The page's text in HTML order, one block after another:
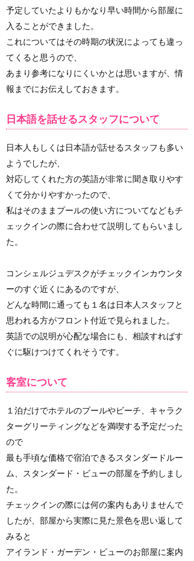
予定していたよりもかなり早い時間から部屋に
入ることができました。
これについてはその時期の状況によっても違っ
てくると思うので、
あまり参考になりにくいかとは思いますが、情
報までにお伝えしておきます。
日本語を話せるスタッフについて
日本人もしくは日本語が話せるスタッフも多い
ようでしたが、
対応してくれた方の英語が非常に聞き取りやす
くて分かりやすかったので、
私はそのままプールの使い方についてなどもチ
ェックインの際に合わせて説明してもらいまし
た。
コンシェルジュデスクがチェックインカウンタ
ーのすぐ近くにあるのですが、
どんな時間に通っても１名は日本人スタッフと
思われる方がフロント付近で見られました。
英語での説明が心配な場合にも、相談すればす
ぐに駆けつけてくれそうです。
客室について
１泊だけでホテルのプールやビーチ、キャラク
ターグリーティングなどを満喫する予定だった
ので
最も手頃な価格で宿泊できるスタンダードルー
ム、スタンダード・ビューの部屋を予約しまし
た。
チェックインの際には何の案内もありませんで
したが、部屋から実際に見た景色を思い返して
みると
アイランド・ガーデン・ビューのお部屋に案内